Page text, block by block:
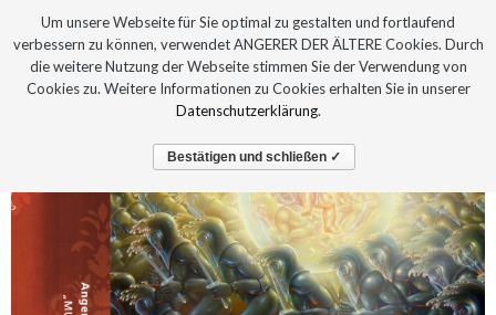
Um unsere Webseite für Sie optimal zu gestalten und fortlaufend
verbessern zu können, verwendet ANGERER DER ÄLTERE Cookies. Durch
die weitere Nutzung der Webseite stimmen Sie der Verwendung von
Cookies zu. Weitere Informationen zu Cookies erhalten Sie in unserer
Datenschutzerklärung.
Bestätigen und schließen ✓